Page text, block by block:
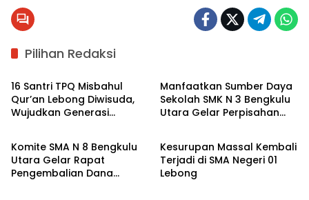
Pilihan Redaksi
Berita
16 Santri TPQ Misbahul
Qur’an Lebong Diwisuda,
Wujudkan Generasi
Manfaatkan Sumber Daya
Sekolah SMK N 3 Bengkulu
Utara Gelar Perpisahan
Bengkulu Utara
Komite SMA N 8 Bengkulu
Utara Gelar Rapat
Pengembalian Dana
Berita
Kesurupan Massal Kembali
Terjadi di SMA Negeri 01
Lebong
Berita Berita